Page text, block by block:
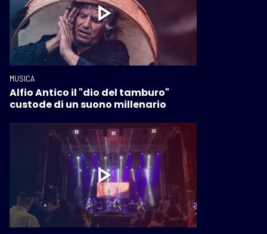
MUSICA
Alfio Antico il "dio del tamburo"
custode di un suono millenario